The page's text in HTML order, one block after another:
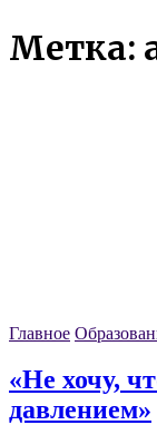
Метка:
Главное
«Не хочу,
давлением»